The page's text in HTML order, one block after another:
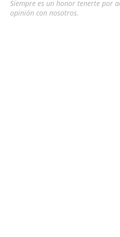
Siempre es un honor tenerte por
opinión con nosotros.